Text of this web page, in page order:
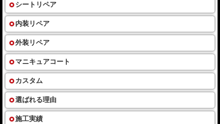
シートリペア
内装リペア
外装リペア
マニキュアコート
カスタム
選ばれる理由
施工実績